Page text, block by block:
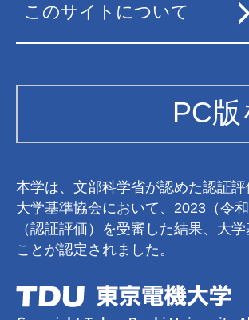
このサイトについて
PC
本学は、文部科学省が認めた認証
大学基準協会において、2023（令
（認証評価）を受審した結果、大
ことが認定されました。